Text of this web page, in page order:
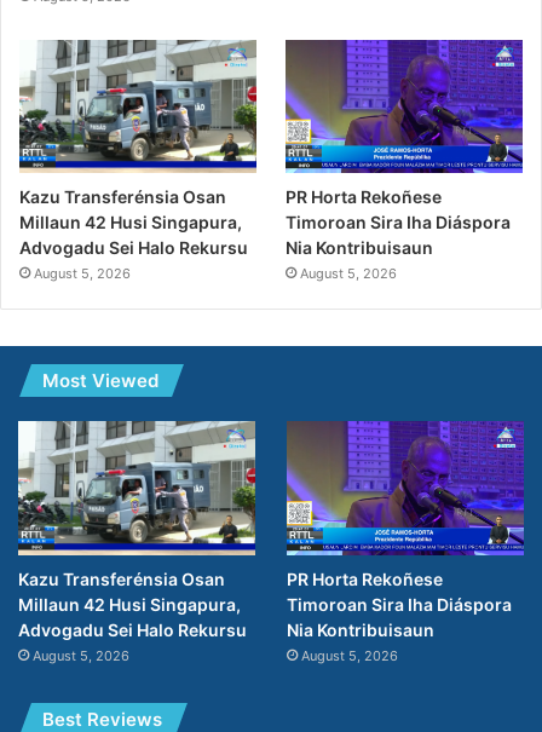
Kazu Transferénsia Osan
Millaun 42 Husi Singapura,
Advogadu Sei Halo Rekursu
August 5, 2026
PR Horta Rekoñese
Timoroan Sira Iha Diáspora
Nia Kontribuisaun
August 5, 2026
Most Viewed
Kazu Transferénsia Osan
Millaun 42 Husi Singapura,
Advogadu Sei Halo Rekursu
August 5, 2026
PR Horta Rekoñese
Timoroan Sira Iha Diáspora
Nia Kontribuisaun
August 5, 2026
Best Reviews